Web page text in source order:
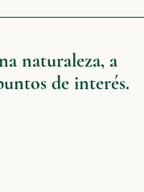
naturaleza, a
de interés.